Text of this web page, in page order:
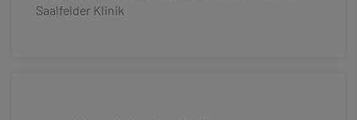
Saalfelder Klinik